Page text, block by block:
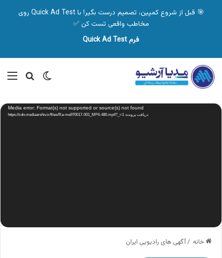
🎯 قبل از شروع کمپین، تصمیم درست بگیر! با Quick Ad Test روی
مخاطب واقعی تست کن ✅
فرم Quick Ad Test
تغییر پوسته
نمایشگر
ویدیو Media error: Format(s) not supported or source(s) not found
دریافت پرونده: https://cdn.mediaarshiv.ir/files/Ra-me970017-001_MP4-480.mp4?_=1
خانه /آگهی های رادیویی ایران